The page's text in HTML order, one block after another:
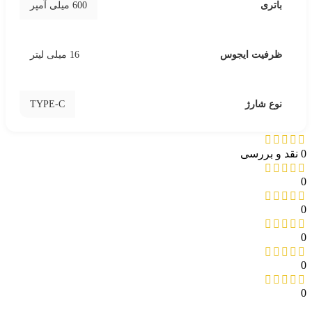
باتری 600 میلی آمپر
ظرفیت ایجوس 16 میلی لیتر
نوع شارژ TYPE-C
0 نقد و بررسی
0
0
0
0
0